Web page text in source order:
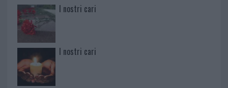
I nostri cari
I nostri cari